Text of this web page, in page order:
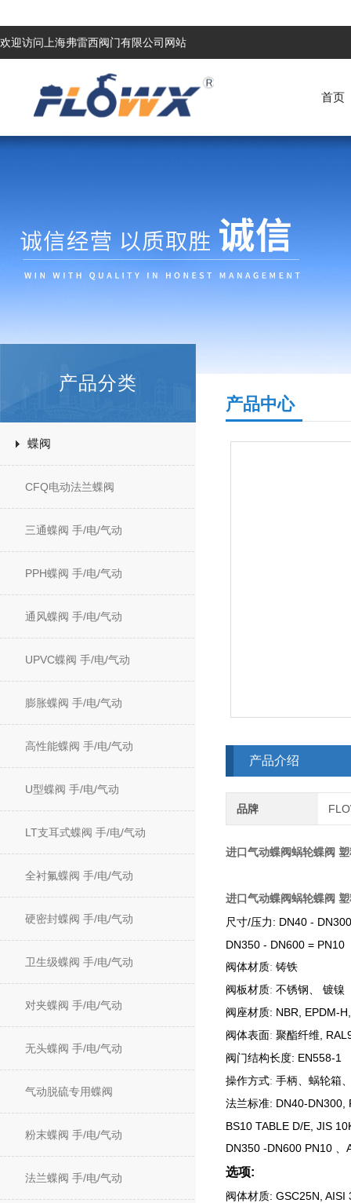
欢迎访问上海弗雷西阀门有限公司网站
首页
产品分类
蝶阀
CFQ电动法兰蝶阀
三通蝶阀 手/电/气动
PPH蝶阀 手/电/气动
通风蝶阀 手/电/气动
UPVC蝶阀 手/电/气动
膨胀蝶阀 手/电/气动
高性能蝶阀 手/电/气动
U型蝶阀 手/电/气动
LT支耳式蝶阀 手/电/气动
全衬氟蝶阀 手/电/气动
硬密封蝶阀 手/电/气动
卫生级蝶阀 手/电/气动
对夹蝶阀 手/电/气动
无头蝶阀 手/电/气动
气动脱硫专用蝶阀
粉末蝶阀 手/电/气动
法兰蝶阀 手/电/气动
产品中心
产品介绍
品牌
进口气动蝶阀蜗轮蝶阀
进口气动蝶阀蜗轮蝶阀
尺寸/压力 : DN40 -
DN350 - DN600 = PN10
阀体材质: 铸铁
阀板材质: 不锈钢、
镀镍
阀座材质: NBR, EPDM-
阀体表面: 聚酯纤维 ,
阀门结构长度: EN558-1
操作方式: 手柄、蜗轮箱
法兰标准: DN40-DN300,
BS10 TABLE D/E, JIS
DN350 -DN600 PN10 、
选项:
阀体材质: GSC25N, AISI